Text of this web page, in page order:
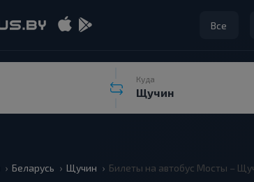
Все
Куда
Беларусь Щучин Билеты на автобус Мосты –